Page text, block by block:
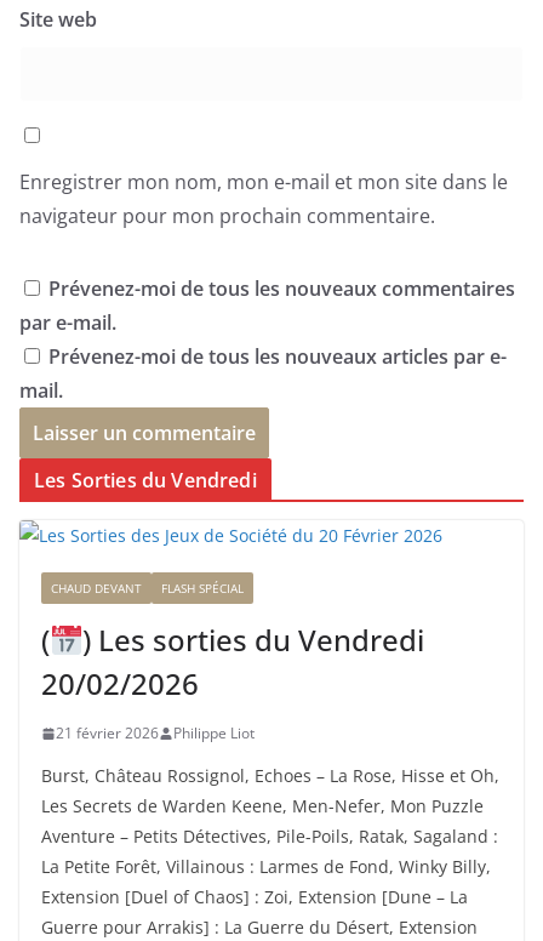
Site web
Enregistrer mon nom, mon e-mail et mon site dans le
navigateur pour mon prochain commentaire.
Prévenez-moi de tous les nouveaux commentaires
par e-mail.
Prévenez-moi de tous les nouveaux articles par e-
mail.
Les Sorties du Vendredi
CHAUD DEVANT FLASH SPÉCIAL
(
) Les sorties du Vendredi
20/02/2026
21 février 2026 Philippe Liot
Burst, Château Rossignol, Echoes – La Rose, Hisse et Oh,
Les Secrets de Warden Keene, Men-Nefer, Mon Puzzle
Aventure – Petits Détectives, Pile-Poils, Ratak, Sagaland :
La Petite Forêt, Villainous : Larmes de Fond, Winky Billy,
Extension [Duel of Chaos] : Zoi, Extension [Dune – La
Guerre pour Arrakis] : La Guerre du Désert, Extension